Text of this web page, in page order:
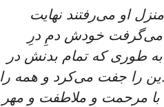
او می‌رفتند نهایت
می‌گرفت خودش دمِ درِ
طوری که تمام بدنش در
را جفت می‌کرد و همه را
با مرحمت و ملاطفت و مهر